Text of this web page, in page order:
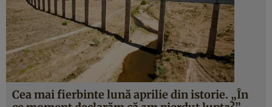
Cea mai fierbinte lună aprilie din istorie. „În